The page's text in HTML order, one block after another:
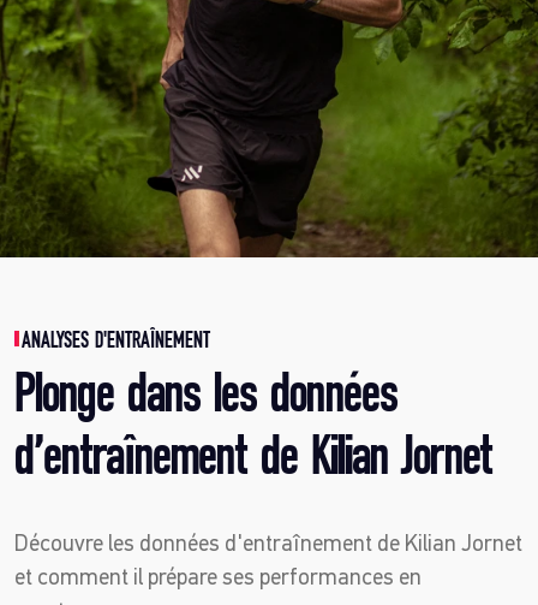
ANALYSES D'ENTRAÎNEMENT
Plonge dans les données
d’entraînement de Kilian Jornet
Découvre les données d'entraînement de Kilian Jornet
et comment il prépare ses performances en